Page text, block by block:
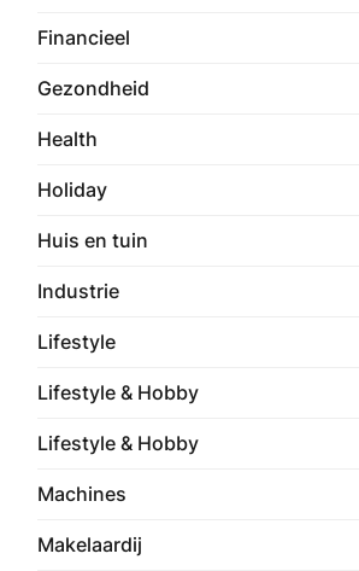
Financieel
Gezondheid
Health
Holiday
Huis en tuin
Industrie
Lifestyle
Lifestyle & Hobby
Lifestyle & Hobby
Machines
Makelaardij